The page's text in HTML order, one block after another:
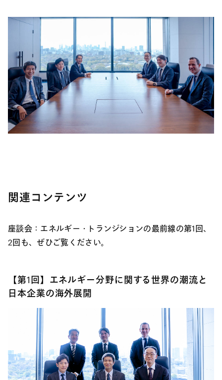
関連コンテンツ
座談会：エネルギー・トランジションの最前線の第1回、
2回も、ぜひご覧ください。
【第1回】エネルギー分野に関する世界の潮流と
日本企業の海外展開